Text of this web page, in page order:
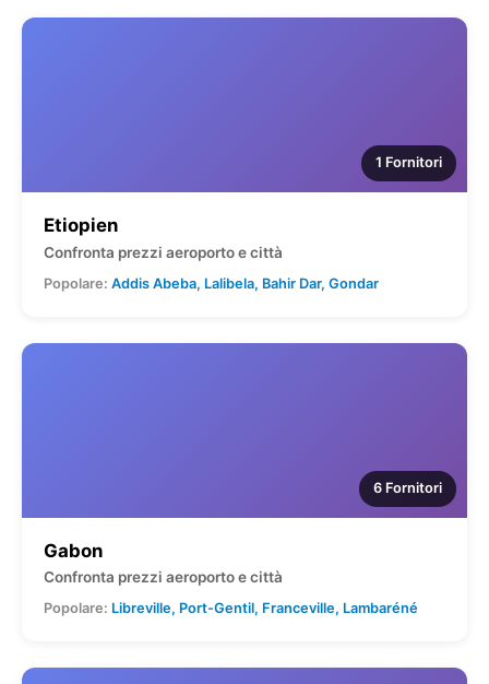
1 Fornitori
Etiopien
Confronta prezzi aeroporto e città
Popolare: Addis Abeba, Lalibela, Bahir Dar, Gondar
6 Fornitori
Gabon
Confronta prezzi aeroporto e città
Popolare: Libreville, Port-Gentil, Franceville, Lambaréné